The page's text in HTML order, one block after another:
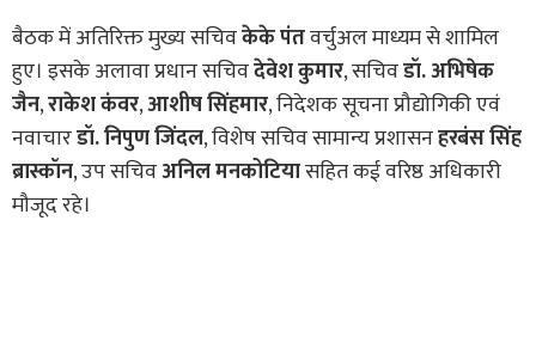
बैठक में अतिरिक्त मुख्य सचिवकेके पंतवर्चुअल माध्यम से शामिल
हुए। इसके अलावा प्रधान सचिवदेवेश कुमार, सचिवडॉ. अभिषेक
जैन,राकेश कंवर,आशीष सिंहमार, निदेशक सूचना प्रौद्योगिकी एवं
नवाचारडॉ. निपुण जिंदल, विशेष सचिव सामान्य प्रशासनहरबंस सिंह
ब्रास्कॉन, उप सचिवअनिल मनकोटियासहित कई वरिष्ठ अधिकारी
मौजूद रहे।